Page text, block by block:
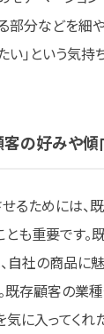
部分などを細
い」という気
客の好みや傾
るためには、
とも重要です。
自社の商品に
既存顧客の業
気に入ってくれ